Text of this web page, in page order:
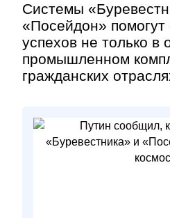
Системы
«Посейдон» помогут
успехов не только в
промышленном
гражданских